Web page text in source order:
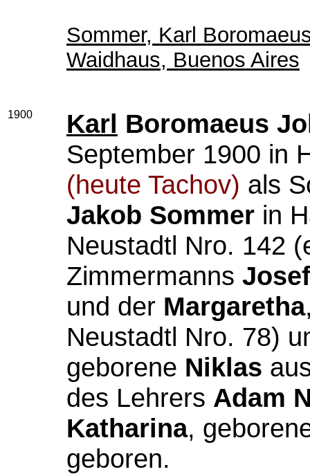
Sommer, Karl
Waidhaus, Buenos Aires
1900 Karl Boromaeus
September 1900 in
(heute Tachov) als
Jakob Sommer in
Neustadtl Nro. 142
Zimmermanns
und der Margaretha
Neustadtl Nro. 78)
geborene Niklas
des Lehrers Adam
Katharina,
geboren.